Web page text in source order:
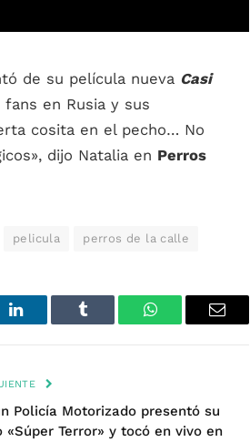
de su película nueva Casi
en Rusia y sus
cosita en el pecho… No
dijo Natalia en Perros
pelicula perros de la calle
LinkedIn Tumblr WhatsAppEmail
Policía Motorizado presentó su
«Súper Terror» y tocó en vivo en